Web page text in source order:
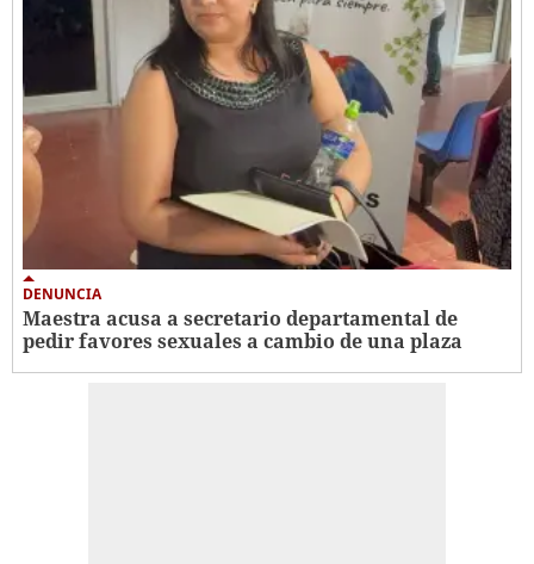
DENUNCIA
Maestra acusa a secretario departamental de
pedir favores sexuales a cambio de una plaza